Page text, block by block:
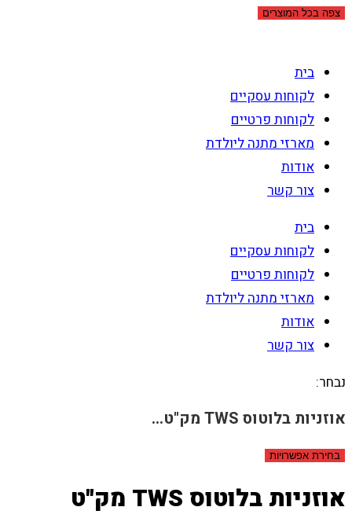
צפה בכל המוצרים
בית
לקוחות עסקיים
לקוחות פרטיים
מארזי מתנה ליולדת
אודות
צור קשר
בית
לקוחות עסקיים
לקוחות פרטיים
מארזי מתנה ליולדת
אודות
צור קשר
נבחר:
אוזניות בלוטוס TWS מק"ט…
בחירת אפשרויות
אוזניות בלוטוס TWS מק"ט